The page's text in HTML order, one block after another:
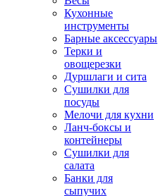
Кухонные
инструменты
Барные аксессуары
Терки и
овощерезки
Дуршлаги и сита
Сушилки для
посуды
Мелочи для кухни
Ланч-боксы и
контейнеры
Сушилки для
салата
Банки для
сыпучих